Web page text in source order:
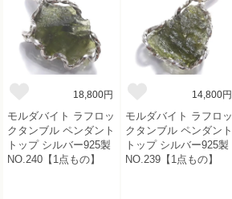
18,800円
モルダバイト ラフロッ
クタンブル ペンダント
トップ シルバー925製
NO.240【1点もの】
14,800円
モルダバイト ラフロッ
クタンブル ペンダント
トップ シルバー925製
NO.239【1点もの】